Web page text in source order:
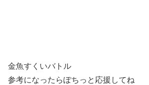
金魚すくいバトル
参考になったらぽちっと応援してね